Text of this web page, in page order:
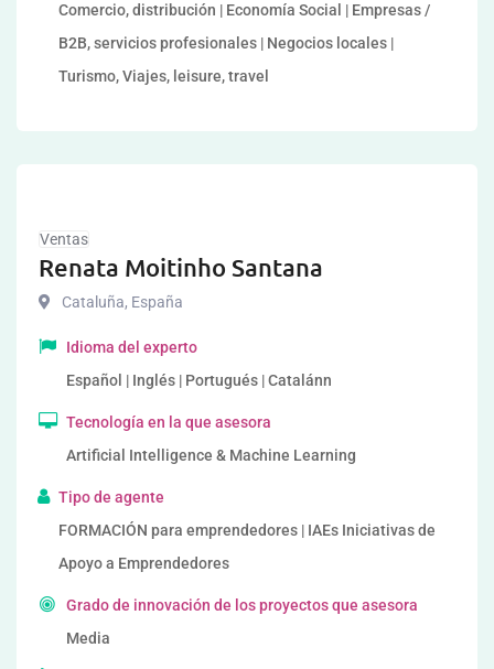
Comercio, distribución | Economía Social | Empresas /
B2B, servicios profesionales | Negocios locales |
Turismo, Viajes, leisure, travel
Ventas
Renata Moitinho Santana
Cataluña, España
Idioma del experto
Español | Inglés | Portugués | Catalánn
Tecnología en la que asesora
Artificial Intelligence & Machine Learning
Tipo de agente
FORMACIÓN para emprendedores | IAEs Iniciativas de
Apoyo a Emprendedores
Grado de innovación de los proyectos que asesora
Media